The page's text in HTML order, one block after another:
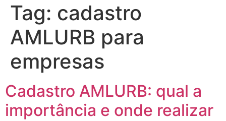
Tag: cadastro
AMLURB para
empresas
Cadastro AMLURB: qual a
importância e onde realizar